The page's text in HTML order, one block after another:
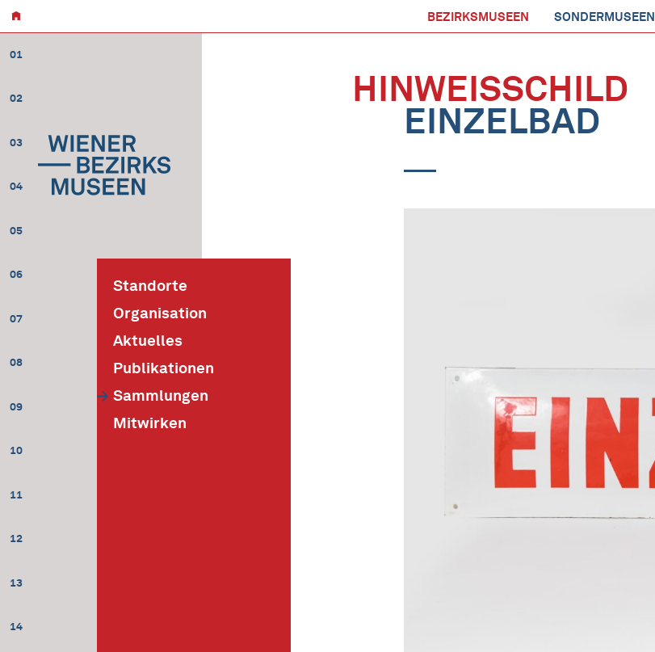
BEZIRKSMUSEEN SONDERMUSEEN
01
02
03
04
05
06
07
08
09
10
11
12
13
14
Standorte
Organisation
Aktuelles
Publikationen
Sammlungen
Mitwirken
HINWEISSCHILD
EINZELBAD